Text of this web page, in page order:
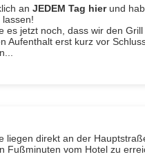
anJEDEM Tag hierund
es jetzt noch, dass wir den Grill
Aufenthalt erst kurz vor
liegen direkt an der
Fußminuten vom Hotel zu